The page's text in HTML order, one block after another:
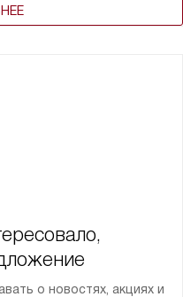
о новостях, акциях и